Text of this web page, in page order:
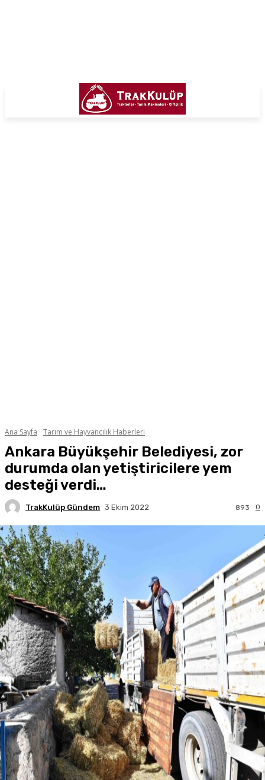
Ana Sayfa Tarım ve Hayvancılık Haberleri
Ankara Büyükşehir Belediyesi, zor
durumda olan yetiştiricilere yem
desteği verdi…
TrakKulüp Gündem 3 Ekim 2022 0
893